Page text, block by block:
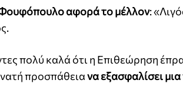
Φουφόπουλο αφορά το μέλλον:
πολύ καλά ότι η Επιθεώρηση
προσπάθειανα εξασφαλίσει